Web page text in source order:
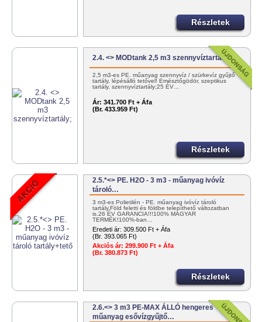
Részletek
2.4. <> MODtank 2,5 m3 szennyvíztartály;
2,5 m3-es PE. műanyag szennyvíz / szürkevíz gyűjtő
tartály, lépésálló tetővel! Emésztőgödör, szeptikus
tartály, szennyvíztartály;25 ÉV…
Ár: 341.700 Ft + Áfa
(Br. 433.959 Ft)
Részletek
2.5.*<> PE. H2O - 3 m3 - műanyag ivóvíz
tároló…
3 m3-es Polietilén - PE. műanyag ivóvíz tároló
tartály.Föld feletti és földbe telepíthető változatban
is.26 ÉV GARANCIA!!!100% MAGYAR
TERMÉK!100%-ban…
Eredeti ár: 309.500 Ft + Áfa
(Br. 393.065 Ft)
Akciós ár: 299.900 Ft + Áfa
(Br. 380.873 Ft)
Részletek
2.6.<> 3 m3 PE-MAX ÁLLÓ hengeres
műanyag esővízgyűjtő…